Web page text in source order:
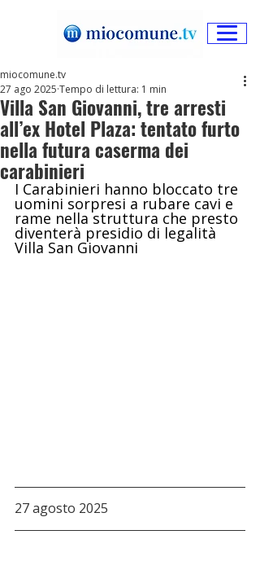
Villa San Giovanni, tre arresti
all’ex Hotel Plaza: tentato furto
nella futura caserma dei
carabinieri
miocomune.tv
27 ago 2025 Tempo di lettura: 1 min
I Carabinieri hanno bloccato tre
uomini sorpresi a rubare cavi e
rame nella struttura che presto
diventerà presidio di legalità
Villa San Giovanni
27 agosto 2025